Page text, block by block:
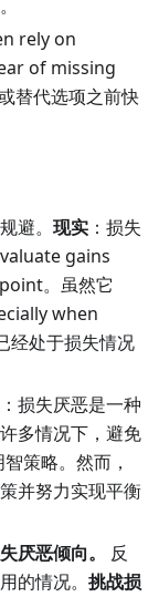
rely on
of missing
替代选项之前快
避。 现实 ：损失
gains
。虽然它
when
处于损失情况
：损失厌恶是一种
多情况下，避免
策略。然而，
并努力实现平衡
厌恶倾向。
反
的情况。 挑战损